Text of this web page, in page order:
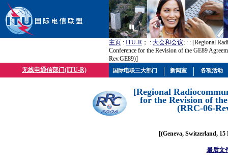
主页 : ITU-R ； : 大会和会议; : : [Regional
Conference for the Revision of the GE89
Rev.GE89)]
无线电通信部门(ITU-R)
[Regional
for the Revision of
(RRC-06-
[(Geneva, Switzerland, 15
最后文
国际电联三大部门 新闻室 各项活动